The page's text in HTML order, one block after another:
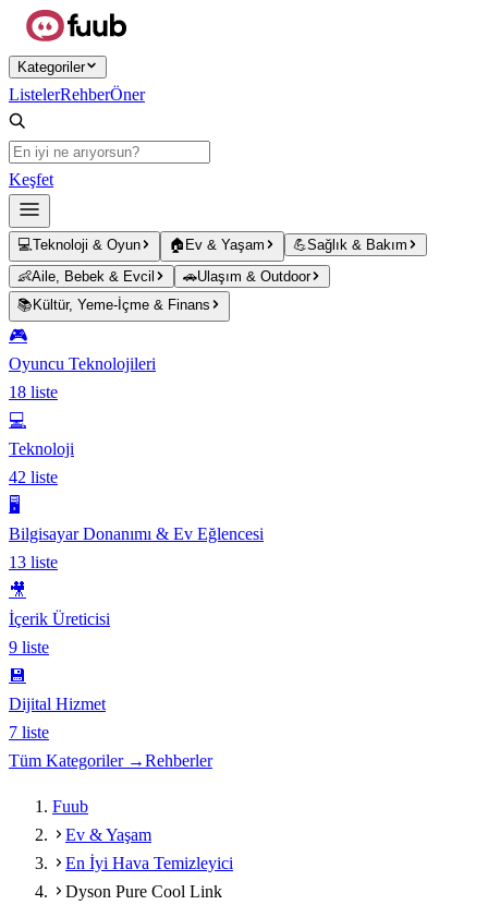
Ana içeriğe atla
Kategoriler
ListelerRehberÖner
Keşfet
💻Teknoloji & Oyun 🏠 Ev & Yaşam 💪Sağlık & Bakım
👶Aile, Bebek & Evcil 🚗Ulaşım & Outdoor
📚 Kültür, Yeme-İçme & Finans
🎮
Oyuncu Teknolojileri
18 liste
💻
Teknoloji
42 liste
🖥️
Bilgisayar Donanımı & Ev Eğlencesi
13 liste
🎥
İçerik Üreticisi
9 liste
💾
Dijital Hizmet
7 liste
Tüm Kategoriler →Rehberler
Fuub
Ev & Yaşam
En İyi Hava Temizleyici
Dyson Pure Cool Link